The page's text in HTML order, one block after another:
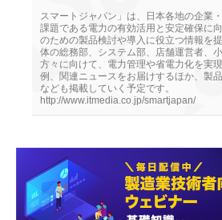
スマートジャパン」は、日本各地の企業
課題である電力の有効活用と安定確保に
のための製品検討や導入に役立つ情報を
体の総務部、システム部、店舗運営者、
方々に向けて、電力管理や省電力化を実
例、関連ニュースをお届けするほか、製
なども掲載していく予定です。
http://www.itmedia.co.jp/smartjapan/